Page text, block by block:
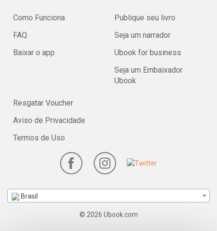
Como Funciona
FAQ
Baixar o app
Publique seu livro
Seja um narrador
Ubook for business
Seja um Embaixador
Ubook
Resgatar Voucher
Aviso de Privacidade
Termos de Uso
Brasil
© 2026 Ubook.com